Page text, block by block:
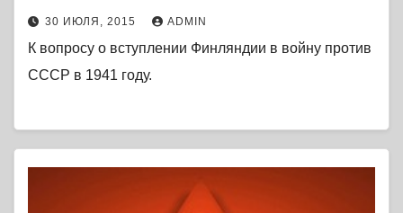
30 ИЮЛЯ, 2015 ADMIN
К вопросу о вступлении Финляндии в войну против
СССР в 1941 году.